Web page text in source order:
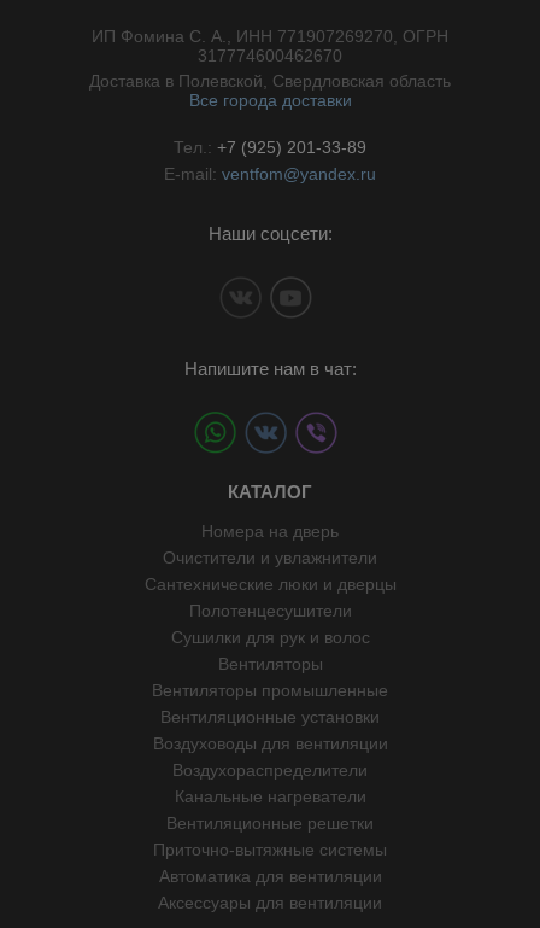
ИП Фомина С. А., ИНН 771907269270, ОГРН
317774600462670
Доставка в Полевской, Свердловская область
Все города доставки
Тел.: +7 (925) 201-33-89
E-mail: ventfom@yandex.ru
Наши соцсети:
Напишите нам в чат:
КАТАЛОГ
Номера на дверь
Очистители и увлажнители
Сантехнические люки и дверцы
Полотенцесушители
Сушилки для рук и волос
Вентиляторы
Вентиляторы промышленные
Вентиляционные установки
Воздуховоды для вентиляции
Воздухораспределители
Канальные нагреватели
Вентиляционные решетки
Приточно-вытяжные системы
Автоматика для вентиляции
Аксессуары для вентиляции